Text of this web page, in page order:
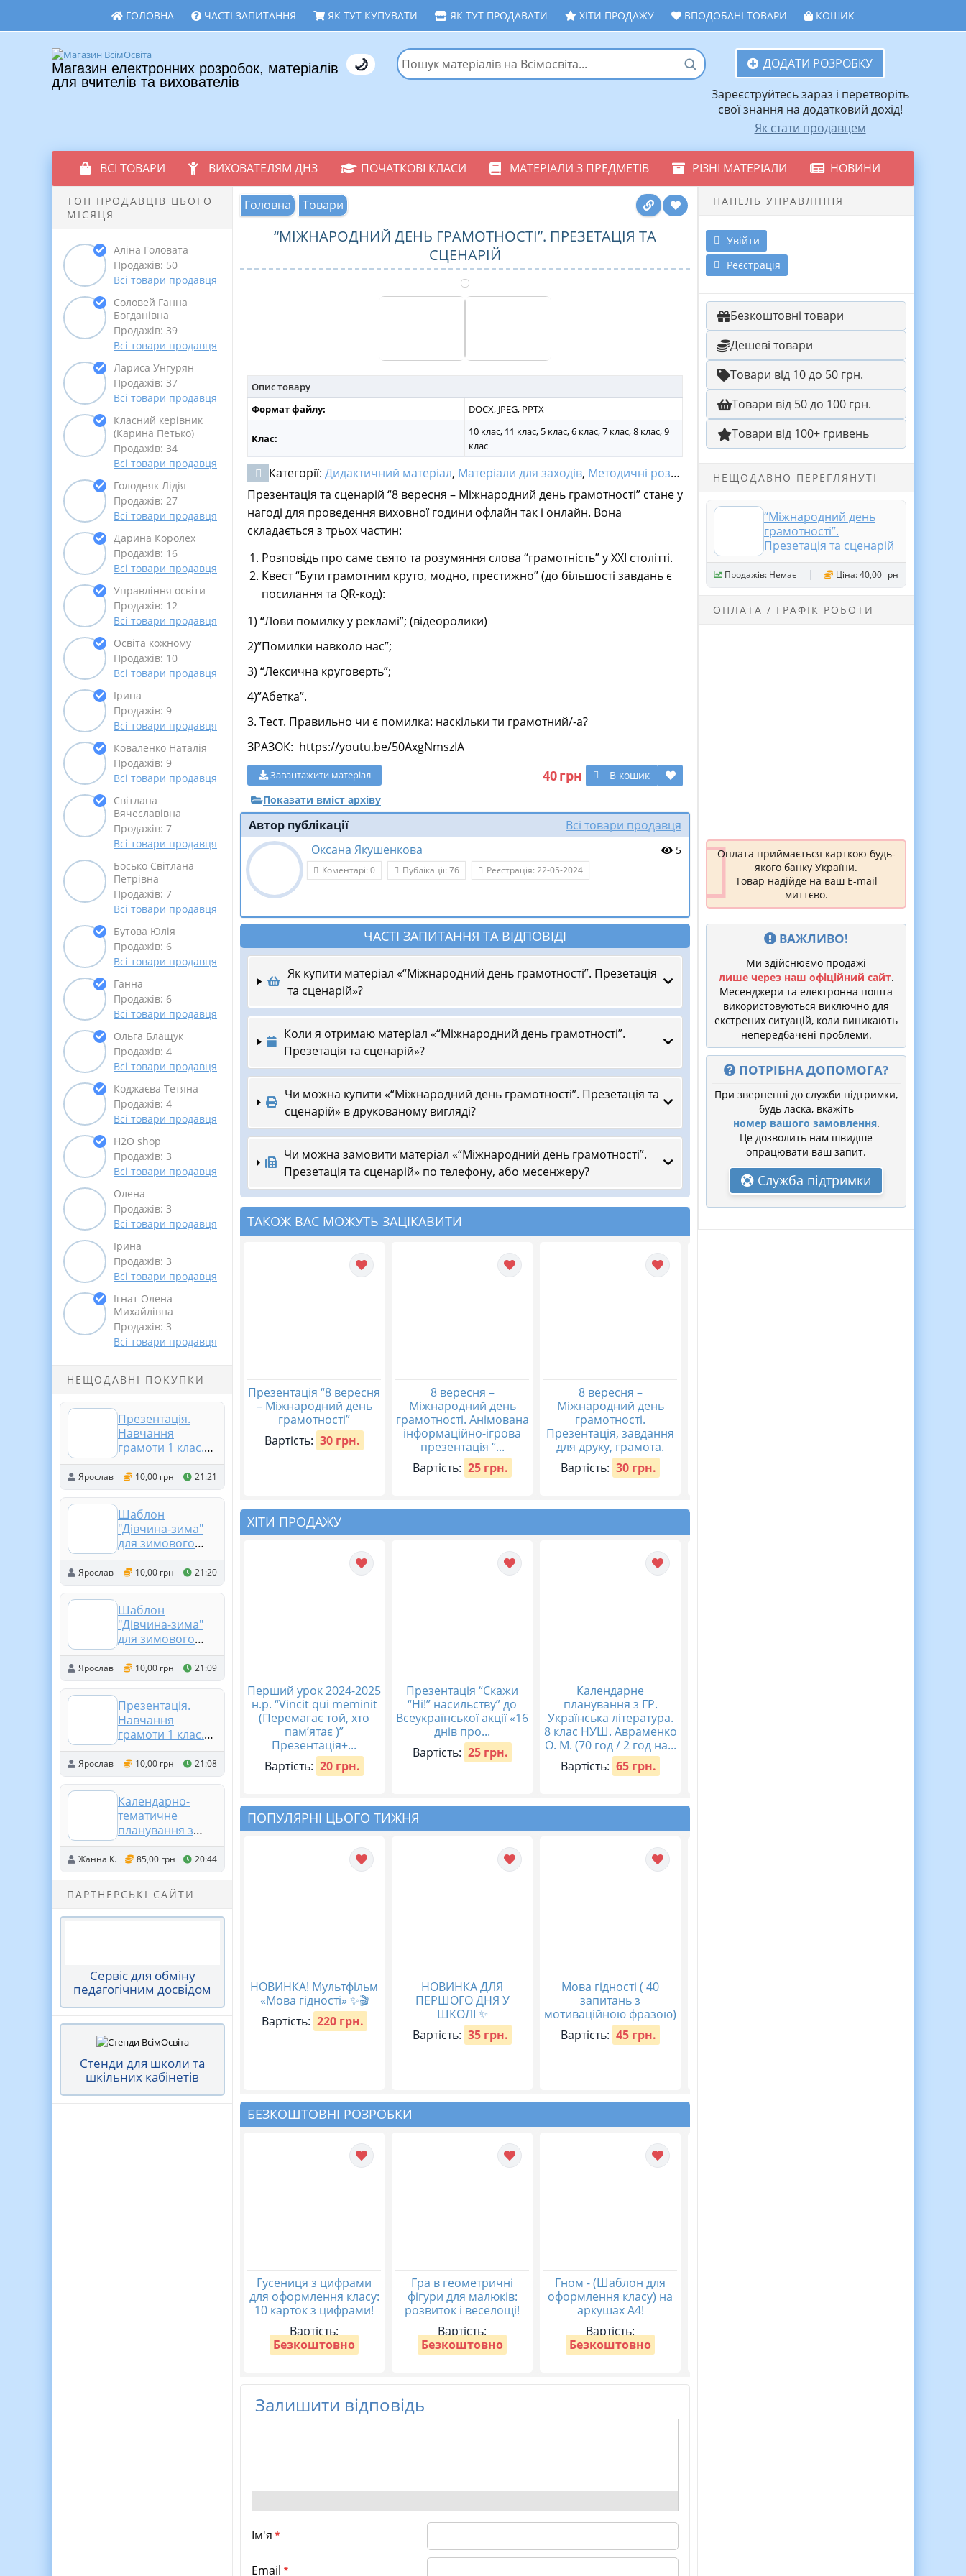
ГОЛОВНА ЧАСТІ ЗАПИТАННЯ ЯК ТУТ КУПУВАТИ ЯК ТУТ ПРОДАВАТИ ХІТИ ПРОДАЖУ ВПОДОБАНІ ТОВАРИ КОШИК
Магазин електронних розробок, матеріалів
для вчителів та вихователів
🌙
ДОДАТИ РОЗРОБКУ
Зареєструйтесь зараз і перетворіть
свої знання на додатковий дохід!
Як стати продавцем
ВСІ ТОВАРИ ВИХОВАТЕЛЯМ ДНЗ ПОЧАТКОВІ КЛАСИ МАТЕРІАЛИ З ПРЕДМЕТІВ РІЗНІ МАТЕРІАЛИ НОВИНИ
ТОП ПРОДАВЦІВ ЦЬОГО
МІСЯЦЯ
Аліна Головата
Продажів: 50
Всі товари продавця
Соловей Ганна
Богданівна
Продажів: 39
Всі товари продавця
Лариса Унгурян
Продажів: 37
Всі товари продавця
Класний керівник
(Карина Петько)
Продажів: 34
Всі товари продавця
Голодняк Лідія
Продажів: 27
Всі товари продавця
Дарина Королех
Продажів: 16
Всі товари продавця
Управління освіти
Продажів: 12
Всі товари продавця
Освіта кожному
Продажів: 10
Всі товари продавця
Ірина
Продажів: 9
Всі товари продавця
Коваленко Наталія
Продажів: 9
Всі товари продавця
Світлана
Вячеславівна
Продажів: 7
Всі товари продавця
Босько Світлана
Петрівна
Продажів: 7
Всі товари продавця
Бутова Юлія
Продажів: 6
Всі товари продавця
Ганна
Продажів: 6
Всі товари продавця
Ольга Блащук
Продажів: 4
Всі товари продавця
Коджаєва Тетяна
Продажів: 4
Всі товари продавця
Н2О shop
Продажів: 3
Всі товари продавця
Олена
Продажів: 3
Всі товари продавця
Ірина
Продажів: 3
Всі товари продавця
Ігнат Олена
Михайлівна
Продажів: 3
Всі товари продавця
НЕЩОДАВНІ ПОКУПКИ
Презентація.
Навчання
грамоти 1 клас.
Мовні ігри
Ярослав 10,00 грн 21:21
Шаблон
"Дівчина-зима"
для зимового
оформлення
класу
Ярослав 10,00 грн 21:20
Шаблон
"Дівчина-зима"
для зимового
оформлення
класу
Ярослав 10,00 грн 21:09
Презентація.
Навчання
грамоти 1 клас.
Мовні ігри
Ярослав 10,00 грн 21:08
Календарно-
тематичне
планування з
курсу
"Підприємництво
і фінансова
грамотність" для
8 класу НУШ (
Гільберг Т.,
Жанна К. 85,00 грн 20:44
ПАРТНЕРСЬКІ САЙТИ
Сервіс для обміну
педагогічним досвідом
Стенди для школи та
шкільних кабінетів
Головна Товари
“МІЖНАРОДНИЙ ДЕНЬ ГРАМОТНОСТІ”. ПРЕЗЕТАЦІЯ ТА
СЦЕНАРІЙ
Опис товару
Формат файлу:
DOCX, JPEG, PPTX
Клас:
10 клас, 11 клас, 5 клас, 6 клас, 7 клас, 8 клас, 9
клас
Категорії: Дидактичний матеріал, Матеріали для заходів, Методичні розробки
Презентація та сценарій “8 вересня – Міжнародний день грамотності” стане у
нагоді для проведення виховної години офлайн так і онлайн. Вона
складається з трьох частин:
Розповідь про саме свято та розумяння слова “грамотність” у ХХІ столітті.
Квест “Бути грамотним круто, модно, престижно” (до більшості завдань є
посилання та QR-код):
1) “Лови помилку у рекламі”; (відеоролики)
2)”Помилки навколо нас”;
3) “Лексична круговерть”;
4)”Абетка”.
3. Тест. Правильно чи є помилка: наскільки ти грамотний/-а?
ЗРАЗОК: https://youtu.be/50AxgNmszIA
40грн В кошик
Завантажити матеріал
Показати вміст архіву
Автор публікації
Всі товари продавця
Оксана Якушенкова
5
Коментарі: 0 Публікації: 76 Реєстрація: 22-05-2024
ЧАСТІ ЗАПИТАННЯ ТА ВІДПОВІДІ
Як купити матеріал «“Міжнародний день грамотності”. Презетація
та сценарій»?
Коли я отримаю матеріал «“Міжнародний день грамотності”.
Презетація та сценарій»?
Чи можна купити «“Міжнародний день грамотності”. Презетація та
сценарій» в друкованому вигляді?
Чи можна замовити матеріал «“Міжнародний день грамотності”.
Презетація та сценарій» по телефону, або месенжеру?
ТАКОЖ ВАС МОЖУТЬ ЗАЦІКАВИТИ
Презентація “8 вересня
– Міжнародний день
грамотності”
Вартість: 30 грн.
8 вересня –
Міжнародний день
грамотності. Анімована
інформаційно-ігрова
презентація “...
Вартість: 25 грн.
8 вересня –
Міжнародний день
грамотності.
Презентація, завдання
для друку, грамота.
Вартість: 30 грн.
ХІТИ ПРОДАЖУ
Перший урок 2024-2025
н.р. “Vincit qui meminit
(Перемагає той, хто
пам’ятає )”
Презентація+...
Вартість: 20 грн.
Презентація “Скажи
“Ні!” насильству” до
Всеукраїнської акції «16
днів про...
Вартість: 25 грн.
Календарне
планування з ГР.
Українська література.
8 клас НУШ. Авраменко
О. М. (70 год / 2 год на...
Вартість: 65 грн.
ПОПУЛЯРНІ ЦЬОГО ТИЖНЯ
НОВИНКА! Мультфільм
«Мова гідності» ✨🎬
Вартість: 220 грн.
НОВИНКА ДЛЯ
ПЕРШОГО ДНЯ У
ШКОЛІ ✨
Вартість: 35 грн.
Мова гідності ( 40
запитань з
мотиваційною фразою)
Вартість: 45 грн.
БЕЗКОШТОВНІ РОЗРОБКИ
Гусениця з цифрами
для оформлення класу:
10 карток з цифрами!
Вартість:
Безкоштовно
Гра в геометричні
фігури для малюків:
розвиток і веселощі!
Вартість:
Безкоштовно
Гном - (Шаблон для
оформлення класу) на
аркушах А4!
Вартість:
Безкоштовно
Залишити відповідь
Ім'я *
Email *
ПАНЕЛЬ УПРАВЛІННЯ
Увійти
Реєстрація
Безкоштовні товари
Дешеві товари
Товари від 10 до 50 грн.
Товари від 50 до 100 грн.
Товари від 100+ гривень
НЕЩОДАВНО ПЕРЕГЛЯНУТІ
“Міжнародний день
грамотності”.
Презетація та сценарій
Продажів: Немає Ціна: 40,00 грн
ОПЛАТА / ГРАФІК РОБОТИ
Оплата приймається карткою будь-
якого банку України.
Товар надійде на ваш E-mail
миттєво.
ВАЖЛИВО!
Ми здійснюємо продажі
лише через наш офіційний сайт.
Месенджери та електронна пошта
використовуються виключно для
екстрених ситуацій, коли виникають
непередбачені проблеми.
ПОТРІБНА ДОПОМОГА?
При зверненні до служби підтримки,
будь ласка, вкажіть
номер вашого замовлення.
Це дозволить нам швидше
опрацювати ваш запит.
Служба підтримки